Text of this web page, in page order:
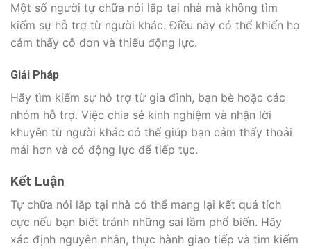
Một số người tự chữa nói lắp tại nhà mà không tìm
kiếm sự hỗ trợ từ người khác. Điều này có thể khiến họ
cảm thấy cô đơn và thiếu động lực.
Giải Pháp
Hãy tìm kiếm sự hỗ trợ từ gia đình, bạn bè hoặc các
nhóm hỗ trợ. Việc chia sẻ kinh nghiệm và nhận lời
khuyên từ người khác có thể giúp bạn cảm thấy thoải
mái hơn và có động lực để tiếp tục.
Kết Luận
Tự chữa nói lắp tại nhà có thể mang lại kết quả tích
cực nếu bạn biết tránh những sai lầm phổ biến. Hãy
xác định nguyên nhân, thực hành giao tiếp và tìm kiếm